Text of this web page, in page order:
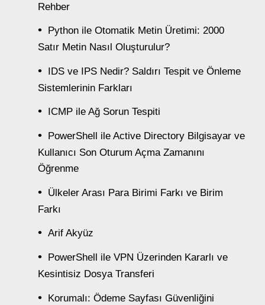
Rehber
Python ile Otomatik Metin Üretimi: 2000
Satır Metin Nasıl Oluşturulur?
IDS ve IPS Nedir? Saldırı Tespit ve Önleme
Sistemlerinin Farkları
ICMP ile Ağ Sorun Tespiti
PowerShell ile Active Directory Bilgisayar ve
Kullanıcı Son Oturum Açma Zamanını
Öğrenme
Ülkeler Arası Para Birimi Farkı ve Birim
Farkı
Arif Akyüz
PowerShell ile VPN Üzerinden Kararlı ve
Kesintisiz Dosya Transferi
Korumalı: Ödeme Sayfası Güvenliğini